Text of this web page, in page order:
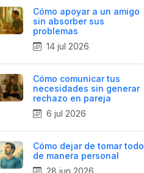
Cómo apoyar a un amigo
sin absorber sus
problemas
14 jul 2026
Cómo comunicar tus
necesidades sin generar
rechazo en pareja
6 jul 2026
Cómo dejar de tomar todo
de manera personal
28 jun 2026